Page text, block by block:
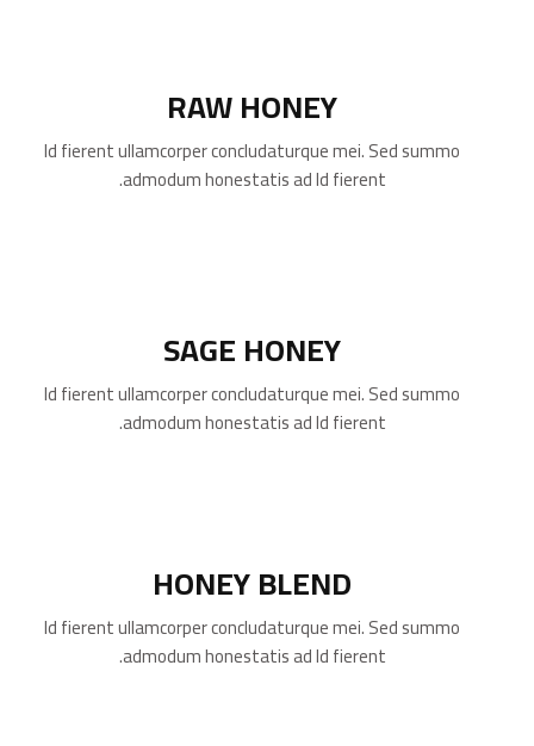
RAW HONEY
Id fierent ullamcorper concludaturque mei. Sed summo
admodum honestatis ad Id fierent.
SAGE HONEY
Id fierent ullamcorper concludaturque mei. Sed summo
admodum honestatis ad Id fierent.
HONEY BLEND
Id fierent ullamcorper concludaturque mei. Sed summo
admodum honestatis ad Id fierent.